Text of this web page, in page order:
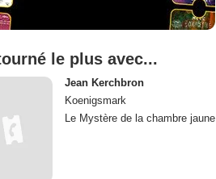
le plus avec...
Jean Kerchbron
Koenigsmark
Le Mystère de la chambre jaune